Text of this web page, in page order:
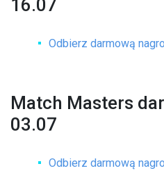
16.07
Odbierz darmową
Match Masters
03.07
Odbierz darmową